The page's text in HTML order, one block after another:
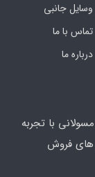
وسایل جانبی
تماس با ما
درباره ما
با تجربه
های فروش